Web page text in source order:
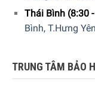
Sau khi thiết lập
Thái Bình (8:30
Bình, T.Hưng Yên
TRUNG TÂM BẢO